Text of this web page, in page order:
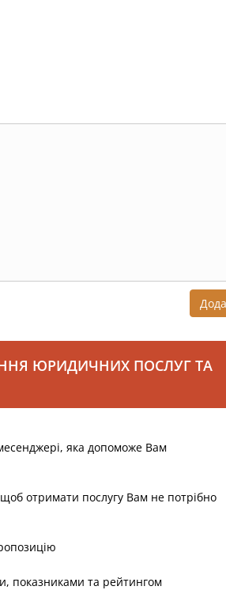
ЮРИДИЧНИХ ПОСЛУГ ТА
яка допоможе Вам
отримати послугу Вам не потрібно
показниками та рейтингом